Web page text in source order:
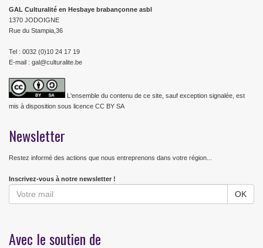
GAL Culturalité en Hesbaye brabançonne asbl
1370 JODOIGNE
Rue du Stampia,36
Tel : 0032 (0)10 24 17 19
E-mail : gal@culturalite.be
L'ensemble du contenu de ce site, sauf exception signalée, est
mis à disposition sous licence CC BY SA
Newsletter
Restez informé des actions que nous entreprenons dans votre région...
Inscrivez-vous à notre newsletter !
Avec le soutien de